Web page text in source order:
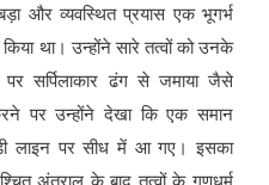
और व्यवस्थित प्रयास एक भूगर्भ
किया था। उन्होंने सारे तत्वों को उनके
सर्पिलाकार ढंग से जमाया जैसे
पर उन्होंने देखा कि एक समान
लाइन पर सीध में आ गए। इसका